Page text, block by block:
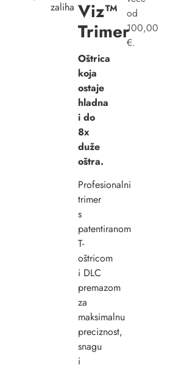
zaliha Viz™
Trimer
Oštrica
koja
ostaje
hladna
i do
8x
duže
oštra.
Profesionalni
trimer
s
patentiranom
T-
oštricom
i DLC
premazom
za
maksimalnu
preciznost,
snagu
i
od
100,00
€.